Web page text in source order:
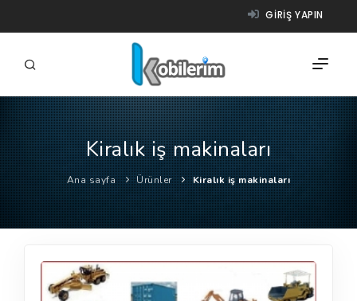
GIRIŞ YAPIN
FIRMALAR
ÜRÜNLER
NASIL ÇALIŞIR?
YARDIM
Kiralık iş makinaları
Ana sayfa Ürünler Kiralık iş makinaları